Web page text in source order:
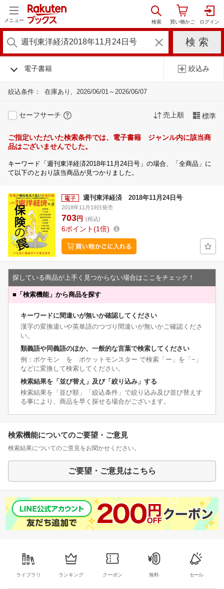
メニュー
電子書籍 絞込み
絞込条件： 在庫あり 2026/06/01～2026/06/07
セーフサーチ 売上順 標準
ご指定いただいた検索条件では、電子書籍 ジャンル内に該当商
品はございませんでした。
キーワード「週刊東洋経済2018年11月24日号」の場合、「全商品」に
て以下のとおり該当商品が見つかりました。
週刊東洋経済 2018年11月24日号
2018年11月19日発売
703円 (税込)
6ポイント 1倍
探している商品が上手く見つからない場合はここをチェック！
■ 「検索機能」から商品を探す
キーワードに間違いが無いか確認してください
漢字の変換違いや英単語のつづり間違いが無いかご確認くださ
い。
類義語や同義語のほか、一般的な言葉で検索してください
例：ポケモン を ポケットモンスター で検索「ー」を「−」
などに変換して検索してください。
検索結果を「並び替え」及び「絞り込み」する
検索結果を「並び順」「絞込条件」で絞り込み及び並び替えす
る事により、商品を早く探せる場合がございます。
検索機能についてのご要望・ご意見
検索結果についてのご意見をお聞かせください。
ご要望・ご意見はこちら
ライブラリ ランキング クーポン 無料 セール